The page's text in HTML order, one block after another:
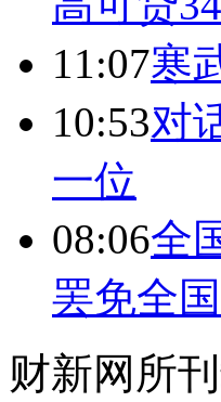
11:07寒
10:53对
一位
08:06全
罢免全
财新网所